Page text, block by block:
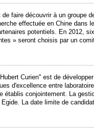
de faire découvrir à un groupe
effectuée en Chine dans
potentiels. En 2012,
» seront choisis par un
Curien" est de
d'excellence entre
établis conjointement. La
La date limite de